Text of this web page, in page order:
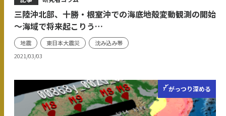
2021/03/03
三陸沖北部、十勝・根室沖での海底地殻変動観測の開始
～海域で将来起こりう…
地震 東日本大震災 沈み込み帯
がっつり深める